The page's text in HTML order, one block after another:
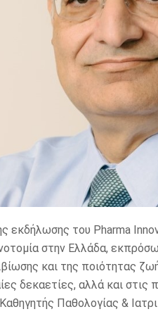
του Pharma
στην Ελλάδα,
και της ποιότητας
δεκαετίες, αλλά και
Παθολογίας &